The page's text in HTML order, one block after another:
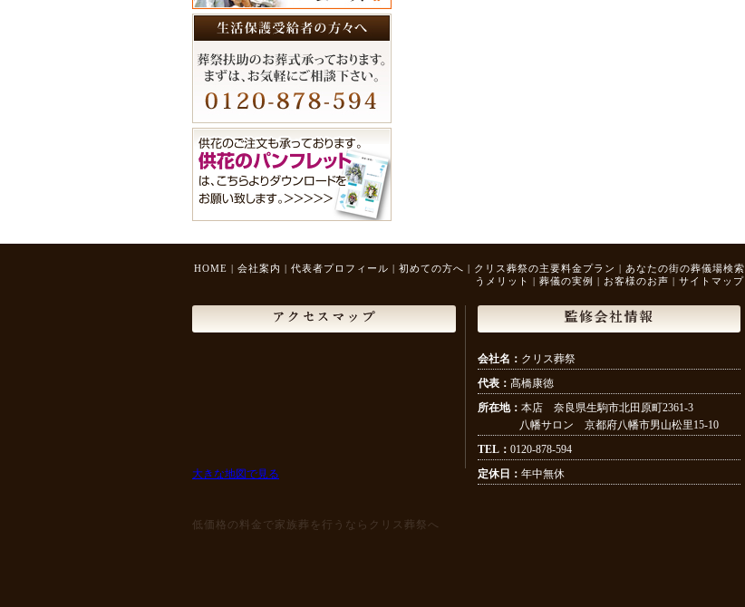
HOME | 会社案内 | 代表者プロフィール | 初めての方へ | クリス葬祭の主要料金プラン | あなたの街の葬儀場検索
うメリット | 葬儀の実例 | お客様のお声 | サイトマップ
アクセスマップ
大きな地図で見る
監修会社情報
会社名： クリス葬祭
代表： 髙橋康徳
所在地： 本店 奈良県生駒市北田原町2361-3
八幡サロン 京都府八幡市男山松里15-10
TEL： 0120-878-594
定休日： 年中無休
低価格の料金で家族葬を行うならクリス葬祭へ